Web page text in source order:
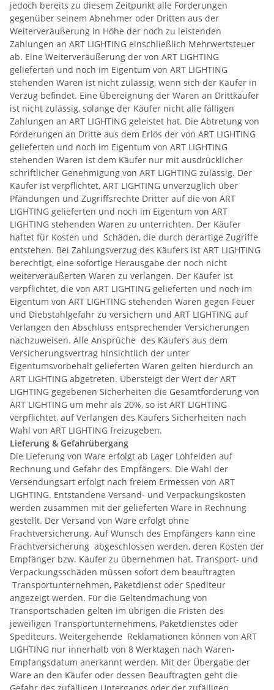
jedoch bereits zu diesem Zeitpunkt alle Forderungen
gegenüber seinem Abnehmer oder Dritten aus der
Weiterveräußerung in Höhe der noch zu leistenden
Zahlungen an ART LIGHTING einschließlich Mehrwertsteuer
ab. Eine Weiterveräußerung der von ART LIGHTING
gelieferten und noch im Eigentum von ART LIGHTING
stehenden Waren ist nicht zulässig, wenn sich der Käufer in
Verzug befindet. Eine Übereignung der Waren an Drittkäufer
ist nicht zulässig, solange der Käufer nicht alle fälligen
Zahlungen an ART LIGHTING geleistet hat. Die Abtretung von
Forderungen an Dritte aus dem Erlös der von ART LIGHTING
gelieferten und noch im Eigentum von ART LIGHTING
stehenden Waren ist dem Käufer nur mit ausdrücklicher
schriftlicher Genehmigung von ART LIGHTING zulässig. Der
Käufer ist verpflichtet, ART LIGHTING unverzüglich über
Pfändungen und Zugriffsrechte Dritter auf die von ART
LIGHTING gelieferten und noch im Eigentum von ART
LIGHTING stehenden Waren zu unterrichten. Der Käufer
haftet für Kosten und Schäden, die durch derartige Zugriffe
entstehen. Bei Zahlungsverzug des Käufers ist ART LIGHTING
berechtigt, eine sofortige Herausgabe der noch nicht
weiterveräußerten Waren zu verlangen. Der Käufer ist
verpflichtet, die von ART LIGHTING gelieferten und noch im
Eigentum von ART LIGHTING stehenden Waren gegen Feuer
und Diebstahlgefahr zu versichern und ART LIGHTING auf
Verlangen den Abschluss entsprechender Versicherungen
nachzuweisen. Alle Ansprüche des Käufers aus dem
Versicherungsvertrag hinsichtlich der unter
Eigentumsvorbehalt gelieferten Waren gelten hierdurch an
ART LIGHTING abgetreten. Übersteigt der Wert der ART
LIGHTING gegebenen Sicherheiten die Gesamtforderung von
ART LIGHTING um mehr als 20%, so ist ART LIGHTING
verpflichtet, auf Verlangen des Käufers Sicherheiten nach
Wahl von ART LIGHTING freizugeben.
Lieferung & Gefahrübergang
Die Lieferung von Ware erfolgt ab Lager Lohfelden auf
Rechnung und Gefahr des Empfängers. Die Wahl der
Versendungsart erfolgt nach freiem Ermessen von ART
LIGHTING. Entstandene Versand- und Verpackungskosten
werden zusammen mit der gelieferten Ware in Rechnung
gestellt. Der Versand von Ware erfolgt ohne
Frachtversicherung. Auf Wunsch des Empfängers kann eine
Frachtversicherung abgeschlossen werden, deren Kosten der
Empfänger bzw. Käufer zu übernehmen hat. Transport- und
Verpackungsschäden müssen sofort dem beauftragten
Transportunternehmen, Paketdienst oder Spediteur
angezeigt werden. Für die Geltendmachung von
Transportschäden gelten im übrigen die Fristen des
jeweiligen Transportunternehmens, Paketdienstes oder
Spediteurs. Weitergehende Reklamationen können von ART
LIGHTING nur innerhalb von 8 Werktagen nach Waren-
Empfangsdatum anerkannt werden. Mit der Übergabe der
Ware an den Käufer oder dessen Beauftragten geht die